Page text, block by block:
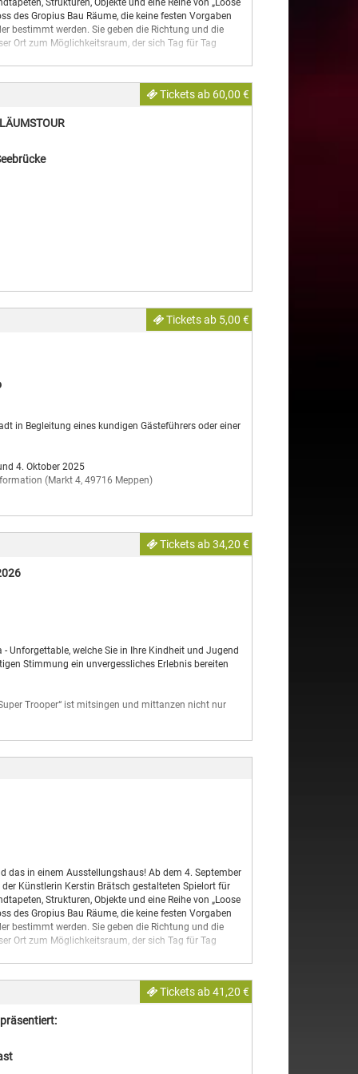
Strukturen, Objekte und eine Reihe von „Loose
des Gropius Bau Räume, die keine festen Vorgaben
bestimmt werden. Sie geben die Richtung und die
Ort zum Möglichkeitsraum, der sich Tag für Tag
weiterentwickeln und wachsen – in engem Austausch
sie, sich und die Welt zu begreifen. Gerade das offene,
Entwicklung von großer Bedeutung. Das
eigenen Bedürfnissen und Interessen zu folgen.
Tapeten, Vorhänge, Stoffe, Sitzmöbel und
Wesen, Termitenhügeln und abstrakten
von außen zuzulassen und aufzunehmen. Hat
zusammengearbeitet, so tut sie dies nun auf
Tickets ab 60,00 €
Tickets ab 5,00 €
in Begleitung eines kundigen Gästeführers oder einer
4. Oktober 2025
(Markt 4, 49716 Meppen)
Tickets ab 34,20 €
Unforgettable, welche Sie in Ihre Kindheit und Jugend
Stimmung ein unvergessliches Erlebnis bereiten
Trooper“ ist mitsingen und mittanzen nicht nur
on Me“ aber auch gefühlvolle Momente und
Queen werden – lassen Sie sich in eine
entführen und erleben Sie unvergessliche Stunden.
Auftritt den vier Schweden alle Ehre machen und eine
das in einem Ausstellungshaus! Ab dem 4. September
Künstlerin Kerstin Brätsch gestalteten Spielort für
Strukturen, Objekte und eine Reihe von „Loose
des Gropius Bau Räume, die keine festen Vorgaben
bestimmt werden. Sie geben die Richtung und die
Ort zum Möglichkeitsraum, der sich Tag für Tag
weiterentwickeln und wachsen – in engem Austausch
sie, sich und die Welt zu begreifen. Gerade das offene,
Entwicklung von großer Bedeutung. Das
Tickets ab 41,20 €